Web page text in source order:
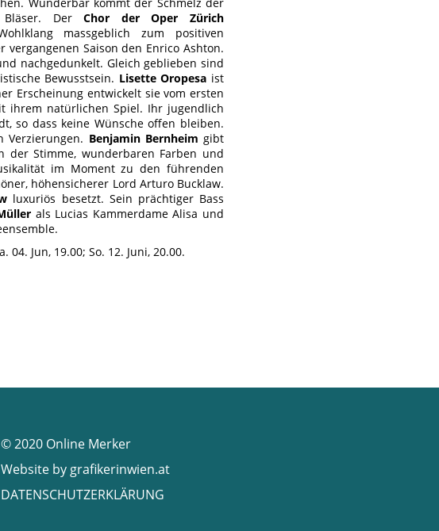
Bläser. DerChor der Oper Zürich
massgeblich zum positiven
Saison den Enrico Ashton.
nachgedunkelt. Gleich geblieben sind
Bewusstsein. Lisette Oropesa ist
Erscheinung entwickelt sie vom ersten
ihrem natürlichen Spiel. Ihr jugendlich
so dass keine Wünsche offen bleiben.
Verzierungen. Benjamin Bernheim gibt
der Stimme, wunderbaren Farben und
im Moment zu den führenden
höhensicherer Lord Arturo Bucklaw.
luxuriös besetzt. Sein prächtiger Bass
als Lucias Kammerdame Alisa und
Jun, 19.00; So. 12. Juni, 20.00.
© 2020 Online Merker
Website by grafikerinwien.at
DATENSCHUTZERKLÄRUNG